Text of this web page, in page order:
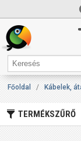
Főoldal / Kábelek,
TERMÉKSZŰRŐ